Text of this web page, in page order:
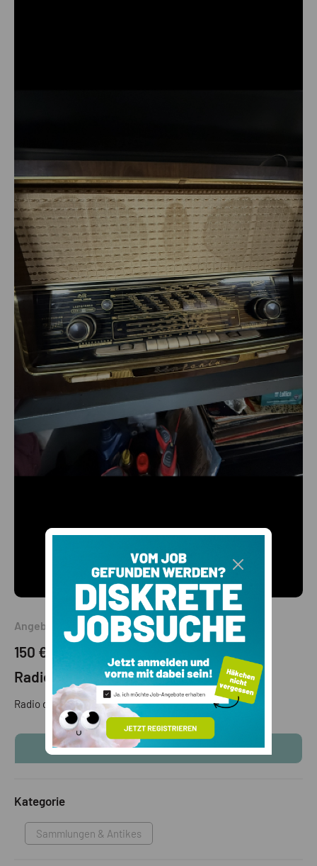
Angebot
150 €
Radio
Radio der Marke Gretz in den ‘50 Jahren
KONTAKTINFOS ANZEIGEN
Kategorie
Sammlungen & Antikes